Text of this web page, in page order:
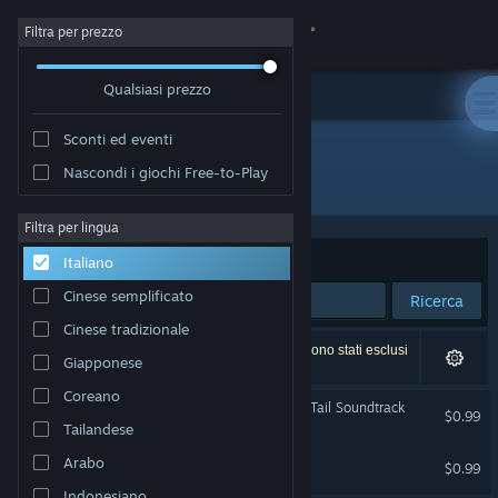
Accedi
Informazioni
Assistenza
Cambia la lingua
Ottieni l'app mobile di Steam
Visualizza il sito web per desktop
Filtra per prezzo
Qualsiasi prezzo
Sconti ed eventi
Nascondi i giochi Free-to-Play
Filtra per lingua
Italiano
Cinese semplificato
Cinese tradizionale
Giapponese
Coreano
Tailandese
Arabo
Sviluppatore: ElectroKaplosion LLC
Ordina per Rilevanza
Ricerca
2 risultati corrispondono alla tua ricerca. 3 titoli sono stati esclusi
in base alle tue preferenze.
MareQuest: An Interactive Tail Soundtrack
$0.99
$0.99